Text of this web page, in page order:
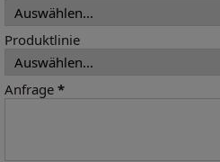
Produktlinie
Anfrage *